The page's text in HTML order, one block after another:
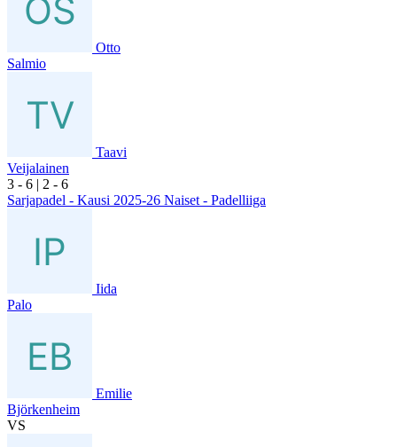
Otto
Salmio
Taavi
Veijalainen
3 - 6 | 2 - 6
Sarjapadel - Kausi 2025-26 Naiset - Padelliiga
Iida
Palo
Emilie
Björkenheim
VS